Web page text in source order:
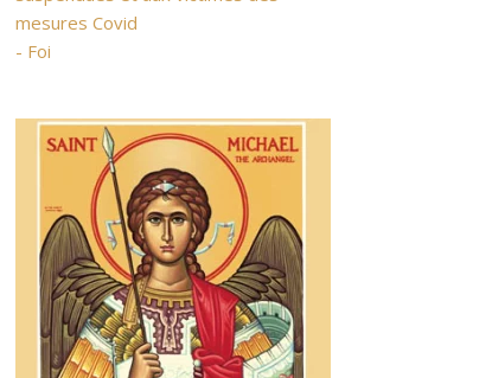
mesures Covid
- Foi